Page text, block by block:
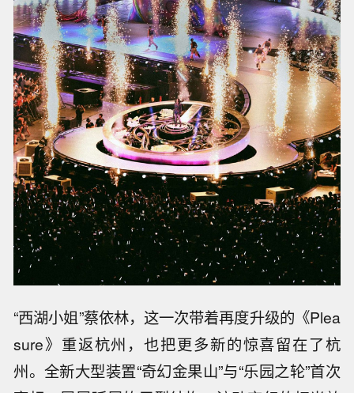
“西湖小姐”蔡依林，这一次带着再度升级的《Plea
sure》重返杭州，也把更多新的惊喜留在了杭
州。全新大型装置“奇幻金果山”与“乐园之轮”首次